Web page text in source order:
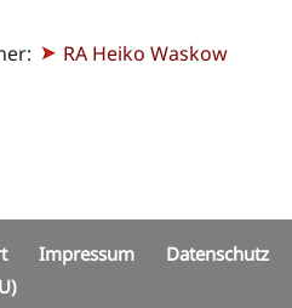
RA Heiko Waskow
Impressum Datenschutz